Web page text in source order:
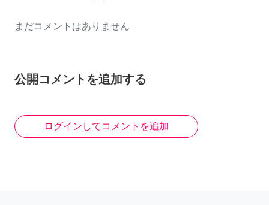
まだコメントはありません
公開コメントを追加する
ログインしてコメントを追加